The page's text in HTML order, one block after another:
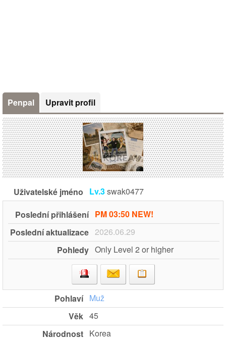
Penpal Upravit profil
Uživatelské jméno Lv.3swak0477
Poslední přihlášení PM 03:50 NEW!
Poslední aktualizace 2026.06.29
Pohledy Only Level 2 or higher
Pohlaví Muž
Věk 45
Národnost Korea